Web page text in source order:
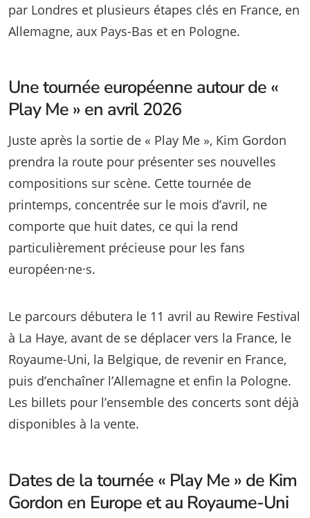
par Londres et plusieurs étapes clés en France, en
Allemagne, aux Pays-Bas et en Pologne.
Une tournée européenne autour de «
Play Me » en avril 2026
Juste après la sortie de « Play Me », Kim Gordon
prendra la route pour présenter ses nouvelles
compositions sur scène. Cette tournée de
printemps, concentrée sur le mois d’avril, ne
comporte que huit dates, ce qui la rend
particulièrement précieuse pour les fans
européen·ne·s.
Le parcours débutera le 11 avril au Rewire Festival
à La Haye, avant de se déplacer vers la France, le
Royaume-Uni, la Belgique, de revenir en France,
puis d’enchaîner l’Allemagne et enfin la Pologne.
Les billets pour l’ensemble des concerts sont déjà
disponibles à la vente.
Dates de la tournée « Play Me » de Kim
Gordon en Europe et au Royaume-Uni